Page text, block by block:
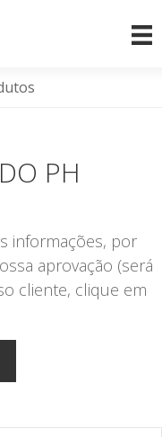
PH
informações, por
aprovação (será
cliente, clique em